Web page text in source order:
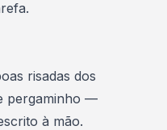
risadas dos
pergaminho —
à mão.